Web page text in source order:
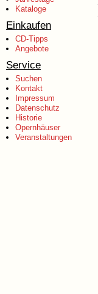
Kataloge
Einkaufen
CD-Tipps
Angebote
Service
Suchen
Kontakt
Impressum
Datenschutz
Historie
Opernhäuser
Veranstaltungen